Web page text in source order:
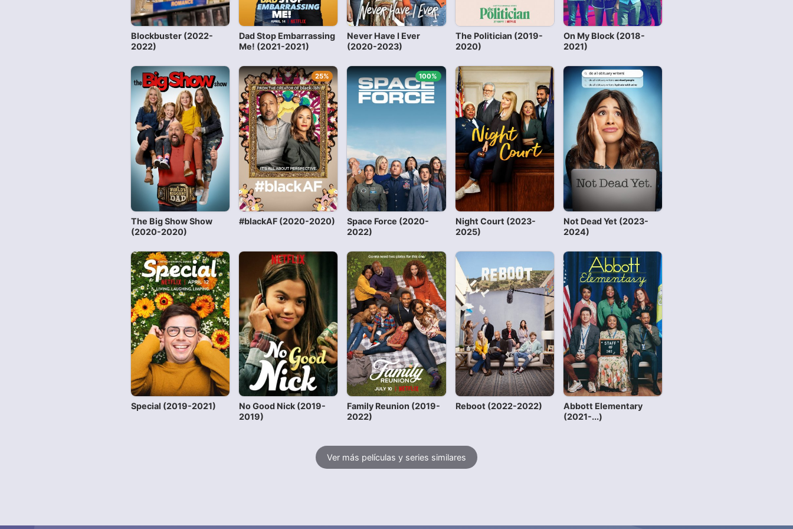
Blockbuster (2022-
2022)
Dad Stop Embarrassing
Me! (2021-2021)
Never Have I Ever
(2020-2023)
The Politician (2019-
2020)
On My Block (2018-
2021)
The Big Show Show
(2020-2020)
#blackAF (2020-2020)
25%
Space Force (2020-
2022)
100%
Night Court (2023-
2025)
Not Dead Yet (2023-
2024)
Special (2019-2021)
No Good Nick (2019-
2019)
Family Reunion (2019-
2022)
Reboot (2022-2022)
Abbott Elementary
(2021-...)
Ver más películas y series similares